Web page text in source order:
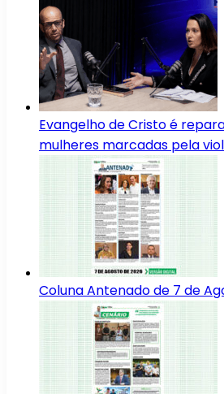
Evangelho de Cristo é
mulheres marcadas pela
Coluna Antenado de 7 de